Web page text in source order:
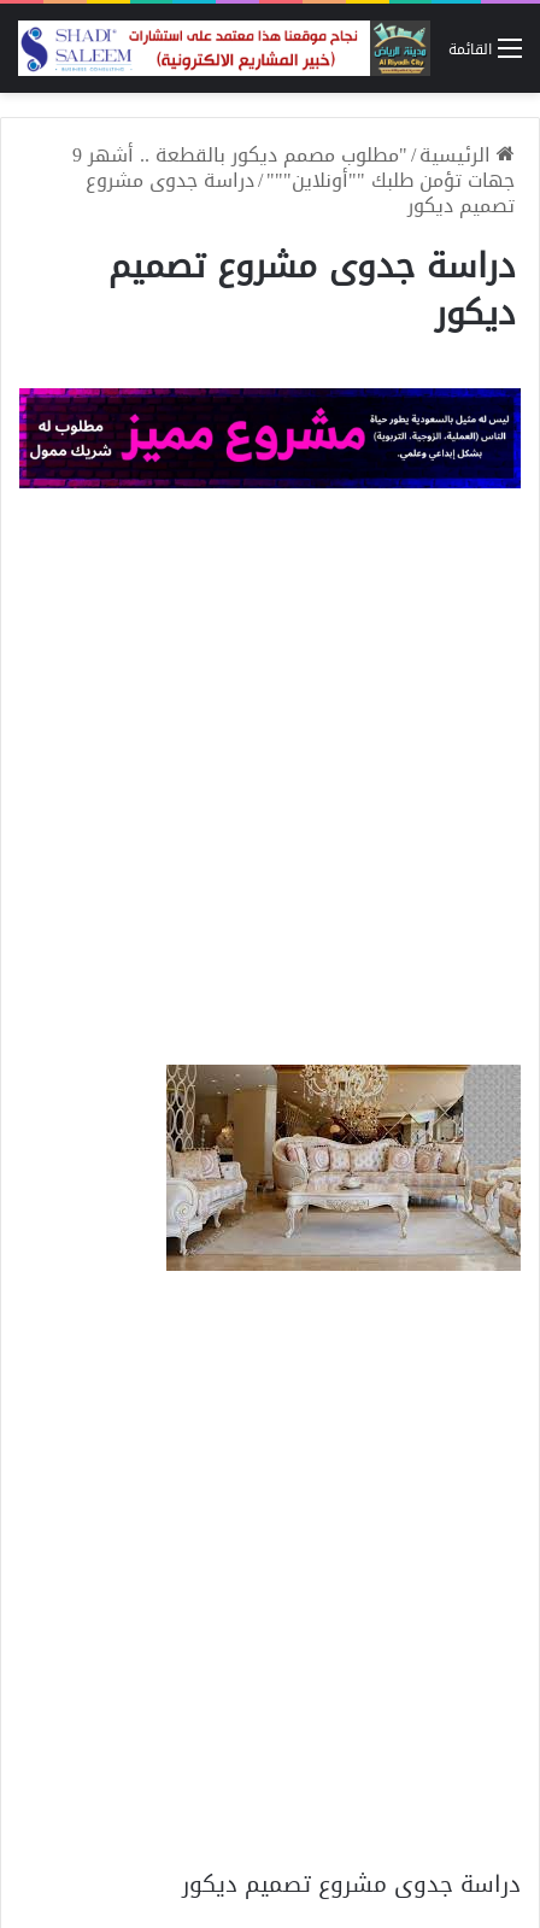
القائمة
الرئيسية/ "مطلوب مصمم ديكور بالقطعة .. أشهر 9
جهات تؤمن طلبك ""أونلاين"""/دراسة جدوى مشروع
تصميم ديكور
دراسة جدوى مشروع تصميم
ديكور
دراسة جدوى مشروع تصميم ديكور